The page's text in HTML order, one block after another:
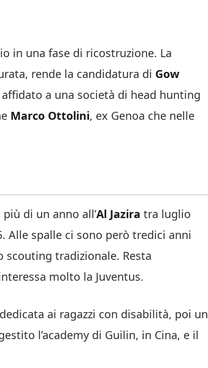
in una fase di ricostruzione. La
rende la candidatura di Gow
a una società di head hunting
Marco Ottolini, ex Genoa che nelle
di un anno all’Al Jazira tra luglio
Alle spalle ci sono però tredici anni
tradizionale. Resta
molto la Juventus.
ai ragazzi con disabilità, poi un
l’academy di Guilin, in Cina, e il